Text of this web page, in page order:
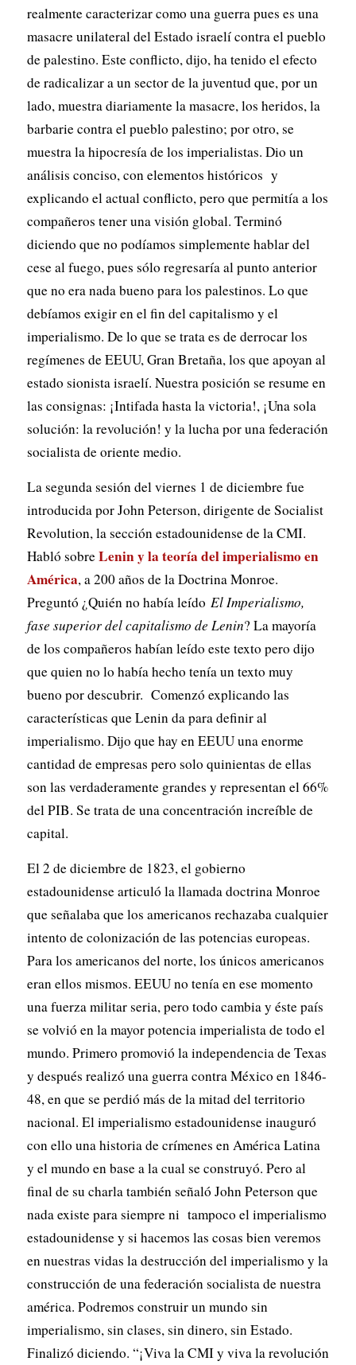
realmente caracterizar como una guerra pues es una
masacre unilateral del Estado israelí contra el pueblo
de palestino. Este conflicto, dijo, ha tenido el efecto
de radicalizar a un sector de la juventud que, por un
lado, muestra diariamente la masacre, los heridos, la
barbarie contra el pueblo palestino; por otro, se
muestra la hipocresía de los imperialistas. Dio un
análisis conciso, con elementos históricos y
explicando el actual conflicto, pero que permitía a los
compañeros tener una visión global. Terminó
diciendo que no podíamos simplemente hablar del
cese al fuego, pues sólo regresaría al punto anterior
que no era nada bueno para los palestinos. Lo que
debíamos exigir en el fin del capitalismo y el
imperialismo. De lo que se trata es de derrocar los
regímenes de EEUU, Gran Bretaña, los que apoyan al
estado sionista israelí. Nuestra posición se resume en
las consignas: ¡Intifada hasta la victoria!, ¡Una sola
solución: la revolución! y la lucha por una federación
socialista de oriente medio.
La segunda sesión del viernes 1 de diciembre fue
introducida por John Peterson, dirigente de Socialist
Revolution, la sección estadounidense de la CMI.
Habló sobreLenin y la teoría del imperialismo en
América, a 200 años de la Doctrina Monroe.
Preguntó ¿Quién no había leído El Imperialismo,
fase superior del capitalismo de Lenin? La mayoría
de los compañeros habían leído este texto pero dijo
que quien no lo había hecho tenía un texto muy
bueno por descubrir. Comenzó explicando las
características que Lenin da para definir al
imperialismo. Dijo que hay en EEUU una enorme
cantidad de empresas pero solo quinientas de ellas
son las verdaderamente grandes y representan el 66%
del PIB. Se trata de una concentración increíble de
capital.
El 2 de diciembre de 1823, el gobierno
estadounidense articuló la llamada doctrina Monroe
que señalaba que los americanos rechazaba cualquier
intento de colonización de las potencias europeas.
Para los americanos del norte, los únicos americanos
eran ellos mismos. EEUU no tenía en ese momento
una fuerza militar seria, pero todo cambia y éste país
se volvió en la mayor potencia imperialista de todo el
mundo. Primero promovió la independencia de Texas
y después realizó una guerra contra México en 1846-
48, en que se perdió más de la mitad del territorio
nacional. El imperialismo estadounidense inauguró
con ello una historia de crímenes en América Latina
y el mundo en base a la cual se construyó. Pero al
final de su charla también señaló John Peterson que
nada existe para siempre ni tampoco el imperialismo
estadounidense y si hacemos las cosas bien veremos
en nuestras vidas la destrucción del imperialismo y la
construcción de una federación socialista de nuestra
américa. Podremos construir un mundo sin
imperialismo, sin clases, sin dinero, sin Estado.
Finalizó diciendo. “¡Viva la CMI y viva la revolución